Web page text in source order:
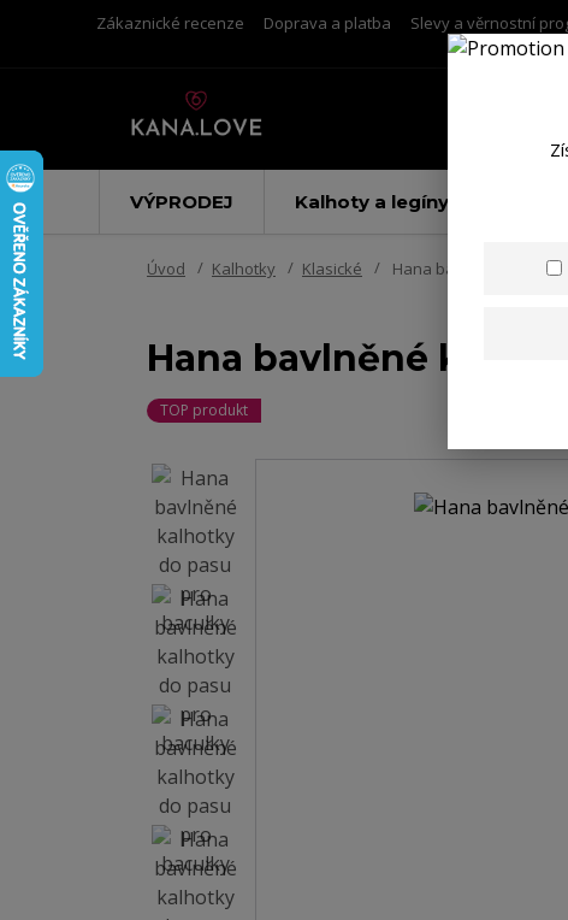
Zákaznické recenze Doprava a platba Slevy a věrnostní
VÝPRODEJ Kalhoty a legíny
Úvod Kalhotky Klasické Hana bavlněné
Hana bavlněné
TOP produkt